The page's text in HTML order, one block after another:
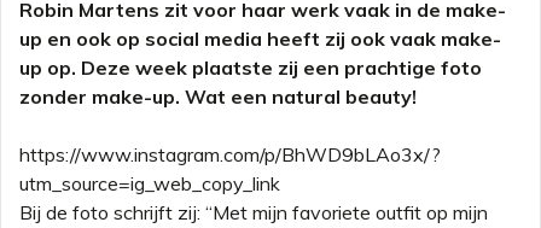
Robin Martens zit voor haar werk vaak in de make-
up en ook op social media heeft zij ook vaak make-
up op. Deze week plaatste zij een prachtige foto
zonder make-up. Wat een natural beauty!
https://www.instagram.com/p/BhWD9bLAo3x/?
utm_source=ig_web_copy_link
Bij de foto schrijft zij: “Met mijn favoriete outfit op mijn